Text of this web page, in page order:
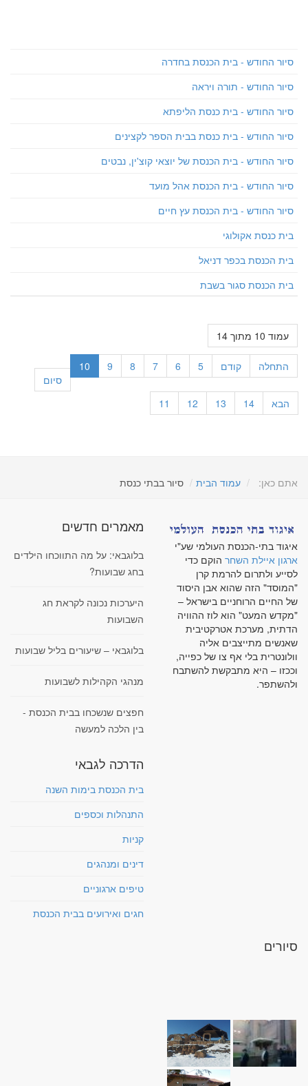
סיור החודש - בית הכנסת בחדרה
סיור החודש - תורה ויראה
סיור החודש - בית כנסת הליפתא
סיור החודש - בית כנסת בבית הספר לקצינים
סיור החודש - בית הכנסת של יוצאי קוצ'ין, נבטים
סיור החודש - בית הכנסת אהל מועד
סיור החודש - בית הכנסת עץ חיים
בית כנסת אקולוגי
בית הכנסת בכפר דניאל
בית הכנסת סגור בשבת
עמוד 10 מתוך 14
התחלה קודם 5
6
7
8
9
10
11 12 13 14 הבא
סיום
אתם כאן: עמוד הבית סיור בבתי כנסת
איגוד בתי-הכנסת העולמי שע"י
ארגון איילת השחר הוקם כדי
לסייע ולתרום להרמת קרן
"המוסד" הזה שהוא אבן היסוד
של החיים הרוחניים בישראל –
"מקדש המעט" הוא לוז ההוויה
הדתית, מערכת אטרקטיבית
שאנשים מתייצבים אליה
וולונטרית בלי אף צו של כפייה,
וככזו – היא מתבקשת להשתבח
ולהשתפר.
מאמרים חדשים
בלוגבאי: על מה התווכחו הילדים
בחג שבועות?
היערכות נכונה לקראת חג
השבועות
בלוגבאי – שיעורים בליל שבועות
מנהגי הקהילות לשבועות
חפצים שנשכחו בבית הכנסת -
בין הלכה למעשה
הדרכה לגבאי
בית הכנסת בימות השנה
התנהלות וכספים
קניות
דינים ומנהגים
טיפים ארגוניים
חגים ואירועים בבית הכנסת
סיורים